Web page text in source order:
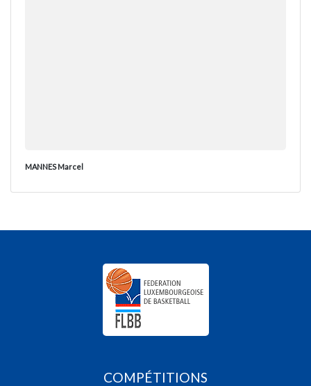
MANNES Marcel
COMPÉTITIONS